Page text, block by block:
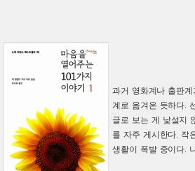
과거 영화계나 출판
계로 옮겨온 듯하다.
글로 보는 게 낯설지
를 자주 게시한다. 작
생활이 폭발 중이다.